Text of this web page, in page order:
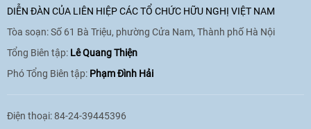
[Video] Doanh nghiệp Hoa Kỳ hỗ trợ
Việt Nam xác định danh tính người mất
DIỄN ĐÀN CỦA LIÊN HIỆP CÁC TỔ CHỨC HỮU NGHỊ VIỆT NAM
Tòa soạn: Số 61 Bà Triệu, phường Cửa Nam, Thành phố Hà Nội
Tổng Biên tập: Lê Quang Thiện
Phó Tổng Biên tập: Phạm Đình Hải
Điện thoại: 84-24-39445396